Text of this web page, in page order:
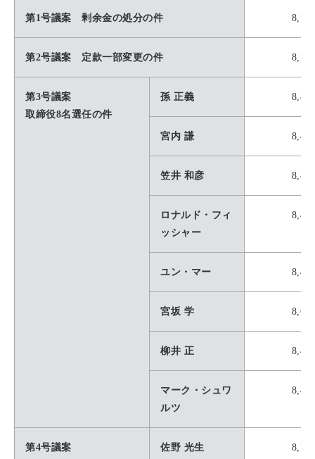
第1号議案 剰余金の処分の件
第2号議案 定款一部変更の件
第3号議案
取締役8名選任の件
孫 正義
宮内 謙
笠井 和彦
ロナルド・フィ
ッシャー
ユン・マー
宮坂 学
柳井 正
マーク・シュワ
ルツ
第4号議案
佐野 光生